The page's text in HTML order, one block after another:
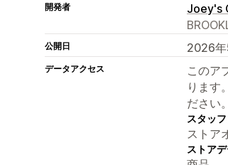
開発者
Joey's
公開日 2026
データアクセス
このア
ります
ださい。
スタッ
ストア
ストア